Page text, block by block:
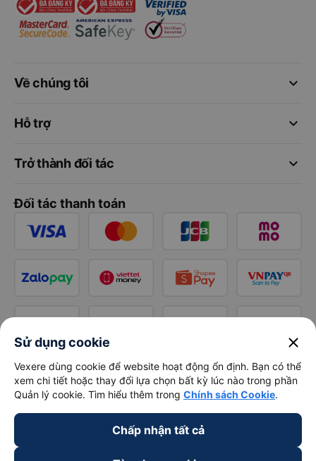
keyboard_arrow_down
Về chúng tôi
keyboard_arrow_down
Hỗ trợ
keyboard_arrow_down
Trở thành đối tác
Đối tác thanh toán
Sử dụng cookie close
Vexere dùng cookie để website hoạt động ổn định. Bạn có thể
xem chi tiết hoặc thay đổi lựa chọn bất kỳ lúc nào trong phần
Quản lý cookie. Tìm hiểu thêm trong Chính sách Cookie.
Chấp nhận tất cả